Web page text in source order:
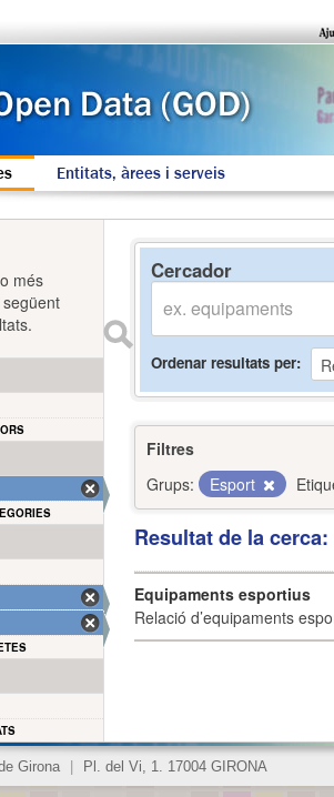
Entitats, àrees i serveis
Cercador
Ordenar resultats per
Filtres
Grups:
Esport
Resultat de la
Equipaments esportius
Relació d’equipaments
més
Girona Pl. del Vi, 1. 17004 GIRONA